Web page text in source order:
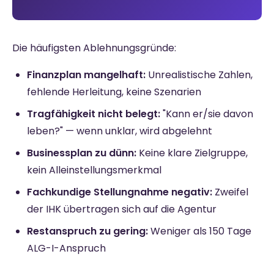
Die häufigsten Ablehnungsgründe:
Finanzplan mangelhaft: Unrealistische Zahlen,
fehlende Herleitung, keine Szenarien
Tragfähigkeit nicht belegt:"Kann er/sie davon
leben?" — wenn unklar, wird abgelehnt
Businessplan zu dünn: Keine klare Zielgruppe,
kein Alleinstellungsmerkmal
Fachkundige Stellungnahme negativ: Zweifel
der IHK übertragen sich auf die Agentur
Restanspruch zu gering:Weniger als 150 Tage
ALG-I-Anspruch